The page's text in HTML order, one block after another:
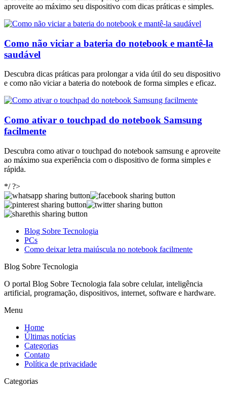
aproveite ao máximo seu dispositivo com dicas práticas e simples.
Como não viciar a bateria do notebook e mantê-la
saudável
Descubra dicas práticas para prolongar a vida útil do seu dispositivo
e como não viciar a bateria do notebook de forma simples e eficaz.
Como ativar o touchpad do notebook Samsung
facilmente
Descubra como ativar o touchpad do notebook samsung e aproveite
ao máximo sua experiência com o dispositivo de forma simples e
rápida.
*/ ?>
Blog Sobre Tecnologia
PCs
Como deixar letra maiúscula no notebook facilmente
Blog Sobre Tecnologia
O portal Blog Sobre Tecnologia fala sobre celular, inteligência
artificial, programação, dispositivos, internet, software e hardware.
Menu
Home
Últimas notícias
Categorias
Contato
Política de privacidade
Categorias